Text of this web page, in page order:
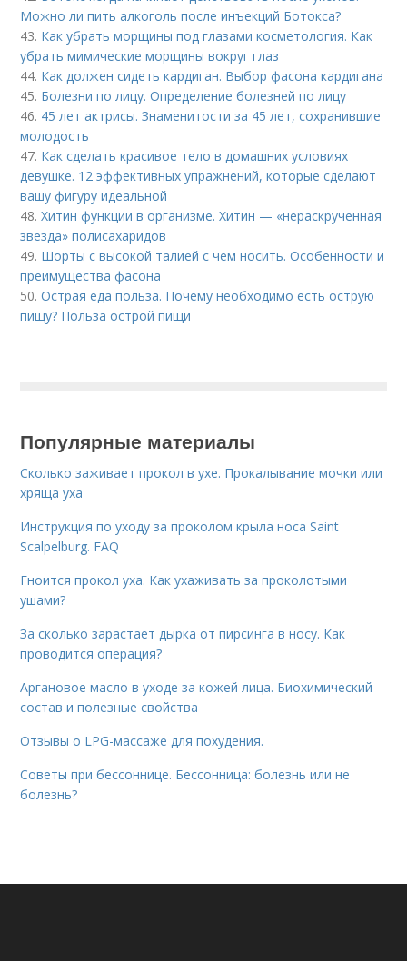
Можно ли пить алкоголь после инъекций Ботокса?
43. Как убрать морщины под глазами косметология. Как
убрать мимические морщины вокруг глаз
44. Как должен сидеть кардиган. Выбор фасона кардигана
45. Болезни по лицу. Определение болезней по лицу
46. 45 лет актрисы. Знаменитости за 45 лет, сохранившие
молодость
47. Как сделать красивое тело в домашних условиях
девушке. 12 эффективных упражнений, которые сделают
вашу фигуру идеальной
48.Хитин функции в организме. Хитин — «нераскрученная
звезда» полисахаридов
49. Шорты с высокой талией с чем носить. Особенности и
преимущества фасона
50.Острая еда польза. Почему необходимо есть острую
пищу? Польза острой пищи
Популярные материалы
Сколько заживает прокол в ухе. Прокалывание мочки или
хряща уха
Инструкция по уходу за проколом крыла носа Saint
Scalpelburg. FAQ
Гноится прокол уха. Как ухаживать за проколотыми
ушами?
За сколько зарастает дырка от пирсинга в носу. Как
проводится операция?
Аргановое масло в уходе за кожей лица. Биохимический
состав и полезные свойства
Отзывы о LPG-массаже для похудения.
Советы при бессоннице. Бессонница: болезнь или не
болезнь?